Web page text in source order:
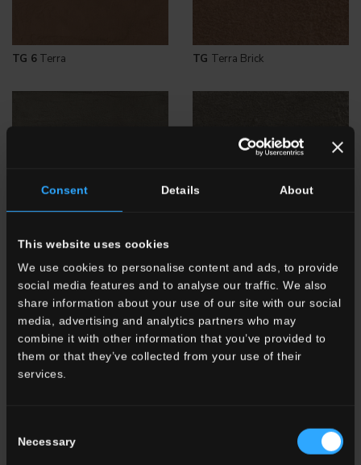
Consent Details About
This website uses cookies
We use cookies to personalise content and ads, to provide
social media features and to analyse our traffic. We also
share information about your use of our site with our social
media, advertising and analytics partners who may
combine it with other information that you’ve provided to
them or that they’ve collected from your use of their
services.
Selection
Necessary
TG 6 Terra TG Terra Brick
TG 8 Pepe Nero TG Pepe Nero Brick